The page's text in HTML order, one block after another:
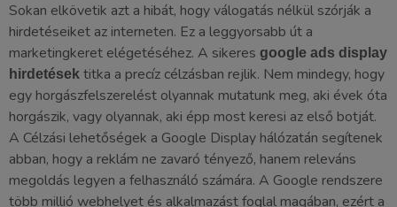
Sokan elkövetik azt a hibát, hogy válogatás nélkül szórják a
hirdetéseiket az interneten. Ez a leggyorsabb út a
marketingkeret elégetéséhez. A sikeres google ads display
hirdetések titka a precíz célzásban rejlik. Nem mindegy, hogy
egy horgászfelszerelést olyannak mutatunk meg, aki évek óta
horgászik, vagy olyannak, aki épp most keresi az első botját.
A Célzási lehetőségek a Google Display hálózatán segítenek
abban, hogy a reklám ne zavaró tényező, hanem releváns
megoldás legyen a felhasználó számára. A Google rendszere
több millió webhelyet és alkalmazást foglal magában, ezért a